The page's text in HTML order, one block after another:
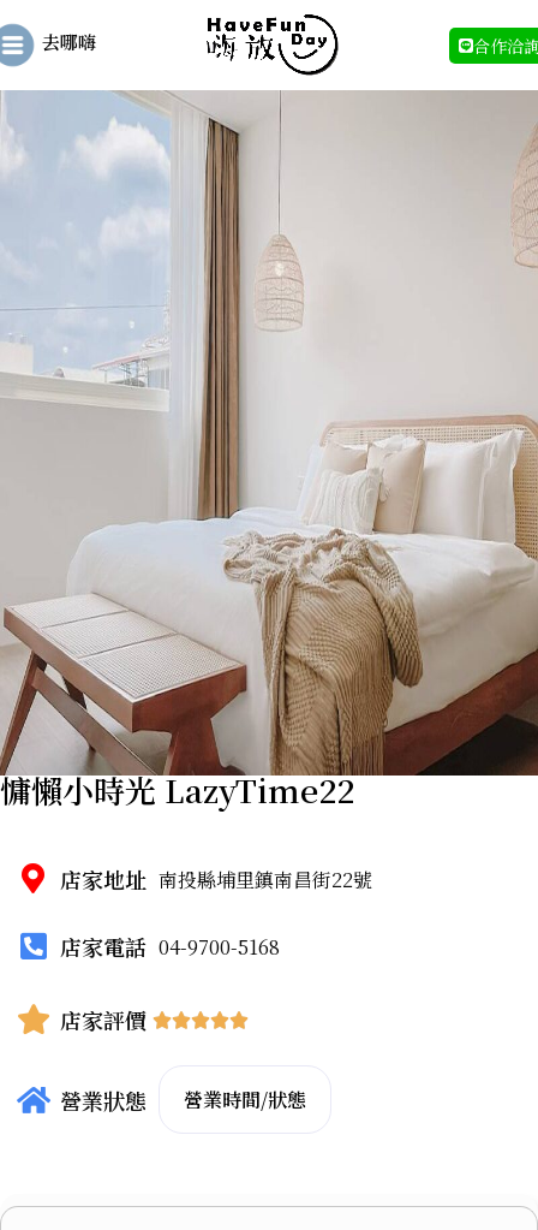
去哪嗨 合作洽
慵懶小時光 LazyTime22
店家地址 南投縣埔里鎮南昌街22號
店家電話 04-9700-5168
營業狀態 營業時間/狀態
店家評價 